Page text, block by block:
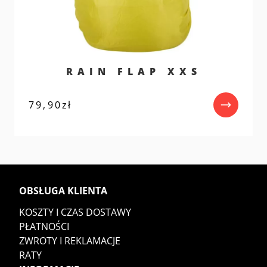
RAIN FLAP XXS
79,90zł
OBSŁUGA KLIENTA
KOSZTY I CZAS DOSTAWY
PŁATNOŚCI
ZWROTY I REKLAMACJE
RATY